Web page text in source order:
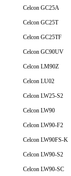
Celcon GC25A
Celcon GC25T
Celcon GC25TF
Celcon GC90UV
Celcon LM90Z
Celcon LU02
Celcon LW25-S2
Celcon LW90
Celcon LW90-F2
Celcon LW90FS-K
Celcon LW90-S2
Celcon LW90-SC